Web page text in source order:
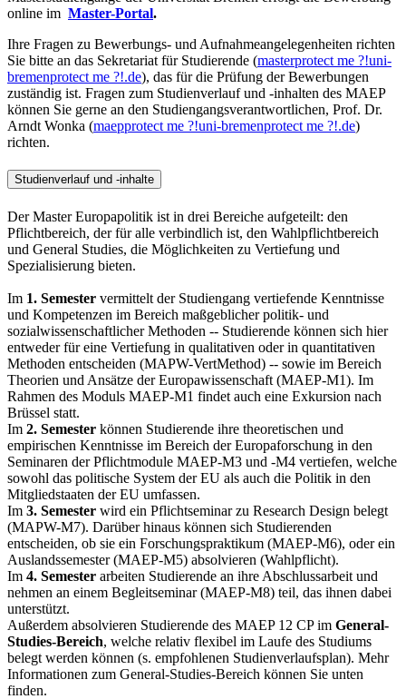
online im Master-Portal.
Ihre Fragen zu Bewerbungs- und Aufnahmeangelegenheiten richten
Sie bitte an das Sekretariat für Studierende (masterprotect me ?!uni-
bremenprotect me ?!.de), das für die Prüfung der Bewerbungen
zuständig ist. Fragen zum Studienverlauf und -inhalten des MAEP
können Sie gerne an den Studiengangsverantwortlichen, Prof. Dr.
Arndt Wonka (maepprotect me ?!uni-bremenprotect me ?!.de)
richten.
Studienverlauf und -inhalte
Der Master Europapolitik ist in drei Bereiche aufgeteilt: den
Pflichtbereich, der für alle verbindlich ist, den Wahlpflichtbereich
und General Studies, die Möglichkeiten zu Vertiefung und
Spezialisierung bieten.
Im 1. Semester vermittelt der Studiengang vertiefende Kenntnisse
und Kompetenzen im Bereich maßgeblicher politik- und
sozialwissenschaftlicher Methoden -- Studierende können sich hier
entweder für eine Vertiefung in qualitativen oder in quantitativen
Methoden entscheiden (MAPW-VertMethod) -- sowie im Bereich
Theorien und Ansätze der Europawissenschaft (MAEP-M1). Im
Rahmen des Moduls MAEP-M1 findet auch eine Exkursion nach
Brüssel statt.
Im 2. Semester können Studierende ihre theoretischen und
empirischen Kenntnisse im Bereich der Europaforschung in den
Seminaren der Pflichtmodule MAEP-M3 und -M4 vertiefen, welche
sowohl das politische System der EU als auch die Politik in den
Mitgliedstaaten der EU umfassen.
Im 3. Semester wird ein Pflichtseminar zu Research Design belegt
(MAPW-M7). Darüber hinaus können sich Studierenden
entscheiden, ob sie ein Forschungspraktikum (MAEP-M6), oder ein
Auslandssemester (MAEP-M5) absolvieren (Wahlpflicht).
Im 4. Semester arbeiten Studierende an ihre Abschlussarbeit und
nehmen an einem Begleitseminar (MAEP-M8) teil, das ihnen dabei
unterstützt.
Außerdem absolvieren Studierende des MAEP 12 CP im General-
Studies-Bereich, welche relativ flexibel im Laufe des Studiums
belegt werden können (s. empfohlenen Studienverlaufsplan). Mehr
Informationen zum General-Studies-Bereich können Sie unten
finden.